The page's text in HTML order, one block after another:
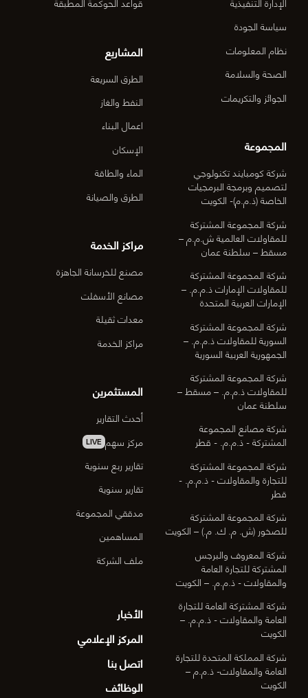
سياسة الجودة
نظام المعلومات
الصحة والسلامة
الجوائز والتكريمات
المجموعة
شركة كومبايند تكنولوجي
لتصميم وبرمجة البرمجيات
الخاصة (ذ.م.م)- الكويت
شركة المجموعة المشتركة
للمقاولات العالمية ش.م.م –
مسقط – سلطنة عمان
شركة المجموعة المشتركة
للمقاولات الإمارات ذ.م.م. –
الإمارات العربية المتحدة
شركة المجموعة المشتركة
السورية للمقاولات ذ.م.م. –
الجمهورية العربية السورية
شركة المجموعة المشتركة
للمقاولات ذ.م.م. – مسقط –
سلطنة عمان
شركة مصانع المجموعة
المشتركة - ذ.م.م. - قطر
شركة المجموعة المشتركة
للتجارة والمقاولات - ذ.م.م. -
قطر
شركة المجموعة المشتركة
للصخور (ش. م. ك. م.) – الكويت
شركة المعروف والبرجس
المشتركة للتجارة العامة
والمقاولات - ذ.م.م. – الكويت
شركة المشتركة العامة للتجارة
العامة والمقاولات - ذ.م.م. –
الكويت
شركة المملكة المتحدة للتجارة
العامة والمقاولات- ذ.م.م –
الكويت
المشاريع
الطرق السريعة
النفط والغاز
اعمال البناء
الإسكان
الماء والطاقة
الطرق والصيانة
مراكز الخدمة
مصنع للخرسانة الجاهزة
مصانع الأسفلت
معدات ثقيلة
مراكز الخدمة
المستثمرين
أحدث التقارير
مركز سهم LIVE
تقارير ربع سنوية
تقارير سنوية
مدققي المجموعة
المساهمين
ملف الشركة
الأخبار
المركز الإعلامي
اتصل بنا
الوظائف